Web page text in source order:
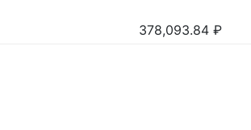
378,093.84 ₽